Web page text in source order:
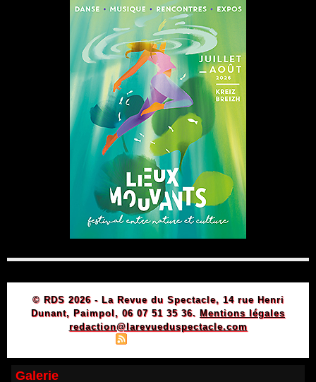
© RDS 2026 - La Revue du Spectacle, 14 rue Henri
Dunant, Paimpol, 06 07 51 35 36. Mentions légales
redaction@larevueduspectacle.com
Galerie